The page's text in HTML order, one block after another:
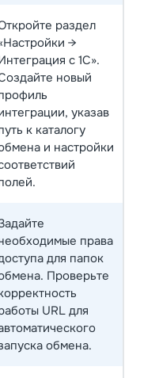
раздел
→
с 1С».
новый
указав
к каталогу
и настройки
права
для папок
Проверьте
URL для
обмена.